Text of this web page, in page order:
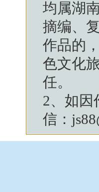
均属湖
摘编、
作品的
色文化
任。
2、如因
信：